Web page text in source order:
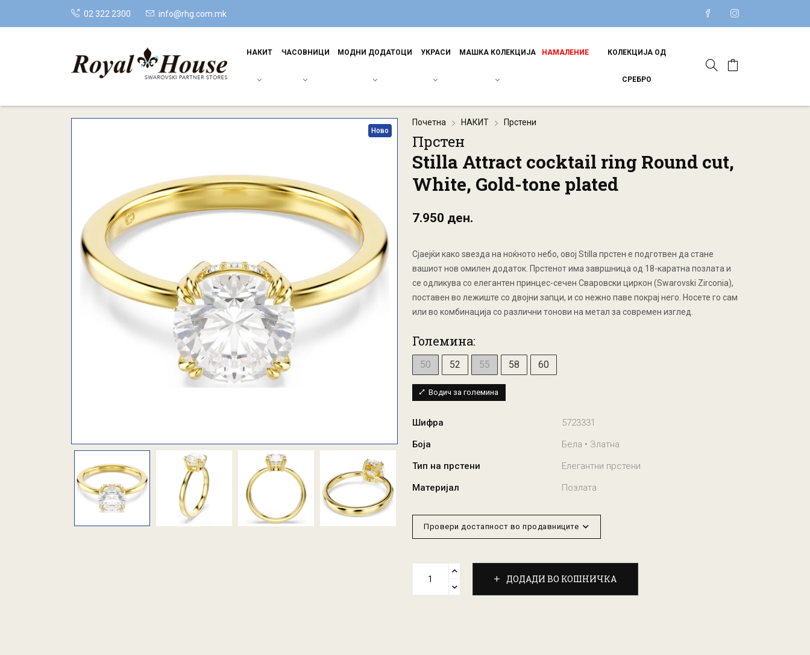
02 322 2300 info@rhg.com.mk
НАКИТ ЧАСОВНИЦИ МОДНИ ДОДАТОЦИ УКРАСИ МАШКА КОЛЕКЦИЈА НАМАЛЕНИЕ КОЛЕКЦИЈА ОД
СРЕБРО
Ново
Почетна НАКИТ Прстени
Прстен
Stilla Attract cocktail ring Round cut,
White, Gold-tone plated
7.950 ден.
Сјаејќи како ѕвезда на ноќното небо, овој Stilla прстен е подготвен да стане
вашиот нов омилен додаток. Прстенот има завршница од 18-каратна позлата и
се одликува со елегантен принцес-сечен Сваровски циркон (Swarovski Zirconia),
поставен во лежиште со двојни запци, и со нежно паве покрај него. Носете го сам
или во комбинација со различни тонови на метал за современ изглед.
Големина:
50 52 55 58 60
Водич за големина
Шифра
5723331
Боја
Бела • Златна
Тип на прстени
Елегантни прстени
Материјал
Позлата
Провери достапност во продавниците
ДОДАДИ ВО КОШНИЧКА